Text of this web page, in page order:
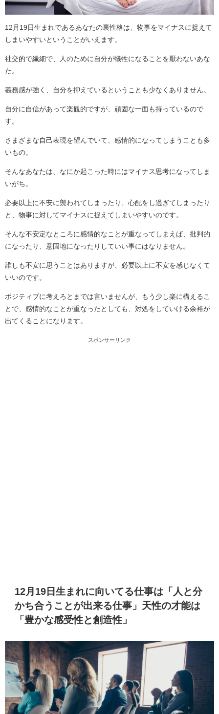
12月19日生まれであるあなたの裏性格は、物事をマイナスに捉えて
しまいやすいということがいえます。
社交的で繊細で、人のために自分が犠牲になることを厭わないあな
た。
義務感が強く、自分を抑えているということも少なくありません。
自分に自信があって楽観的ですが、頑固な一面も持っているので
す。
さまざまな自己表現を望んでいて、感情的になってしまうことも多
いもの。
そんなあなたは、なにか起こった時にはマイナス思考になってしま
いがち。
必要以上に不安に襲われてしまったり、心配をし過ぎてしまったり
と、物事に対してマイナスに捉えてしまいやすいのです。
そんな不安定なところに感情的なことが重なってしまえば、批判的
になったり、意固地になったりしていい事にはなりません。
誰しも不安に思うことはありますが、必要以上に不安を感じなくて
いいのです。
ポジティブに考えろとまでは言いませんが、もう少し楽に構えるこ
とで、感情的なことが重なったとしても、対処をしていける余裕が
出てくることになります。
スポンサーリンク
12月19日生まれに向いてる仕事は「人と分
かち合うことが出来る仕事」天性の才能は
「豊かな感受性と創造性」